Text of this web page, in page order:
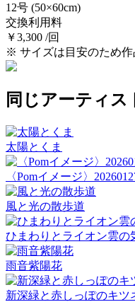
12号 (50×60cm)
交換利用料
￥3,300 /回
※ サイズは目安のため作
同じアーティス
太陽とくま
〈Pomイメージ〉
風と光の散歩道
ひまわりとライオン雲の
雨音紫陽花
新深緑と赤しっぽのキツ